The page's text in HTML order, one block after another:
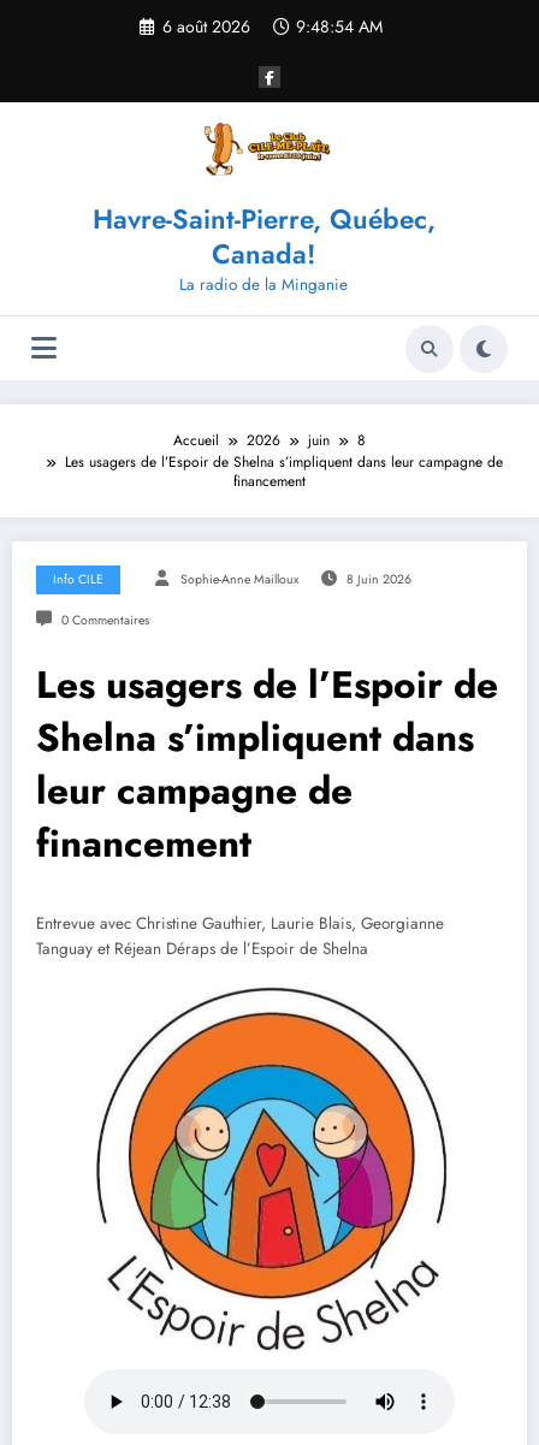
6 août 2026 9:48:55 AM
Havre-Saint-Pierre, Québec,
Canada!
La radio de la Minganie
Accueil 2026 juin
8
Les usagers de l’Espoir de Shelna s’impliquent dans leur campagne de
financement
Info CILE Sophie-Anne Mailloux 8 Juin 2026
0 Commentaires
Les usagers de l’Espoir de
Shelna s’impliquent dans
leur campagne de
financement
Entrevue avec Christine Gauthier, Laurie Blais, Georgianne
Tanguay et Réjean Déraps de l’Espoir de Shelna